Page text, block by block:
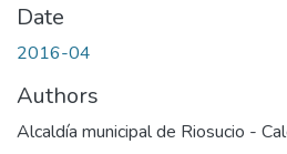
Date
2016-04
Authors
Alcaldía municipal de Riosucio -